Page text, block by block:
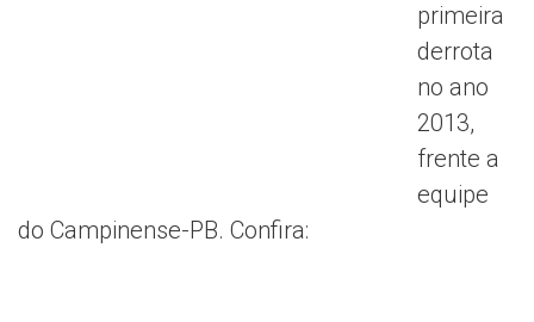
primeira
derrota
no ano
2013,
frente a
equipe
do Campinense-PB. Confira: